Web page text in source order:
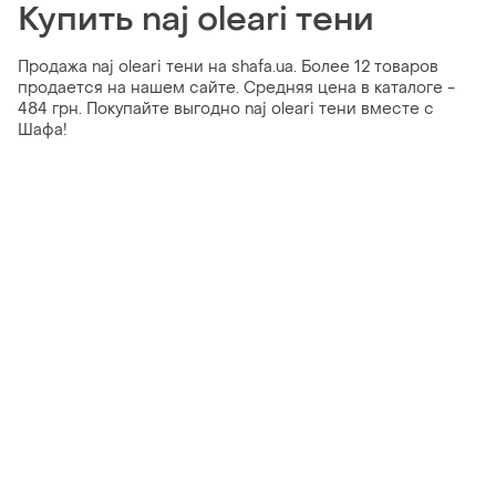
Купить naj oleari тени
Продажа naj oleari тени на shafa.ua. Более 12 товаров
продается на нашем сайте. Средняя цена в каталоге -
484 грн. Покупайте выгодно naj oleari тени вместе с
Шафа!